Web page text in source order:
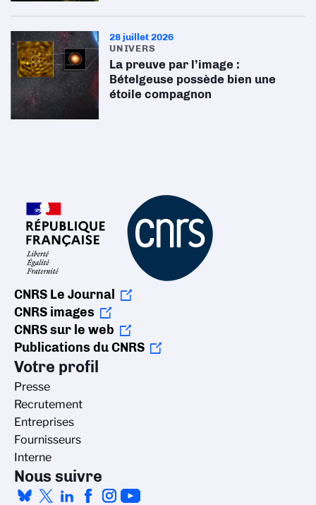
28 juillet 2026
UNIVERS
La preuve par l’image :
Bételgeuse possède bien une
étoile compagnon
CNRS Le Journal
CNRS images
CNRS sur le web
Publications du CNRS
Votre profil
Presse
Recrutement
Entreprises
Fournisseurs
Interne
Nous suivre